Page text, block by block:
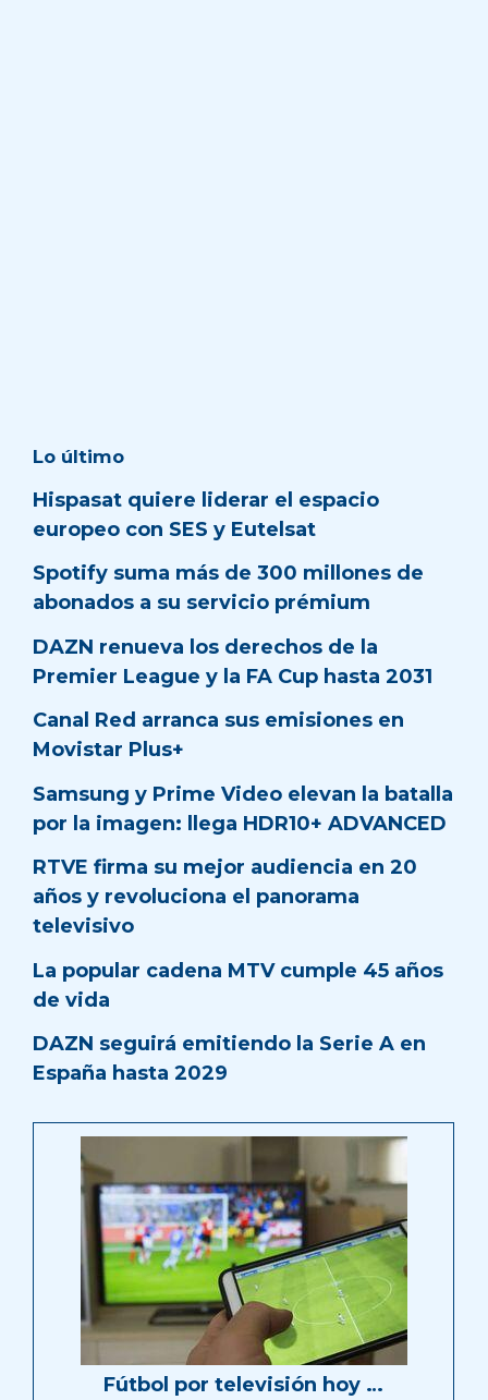
Lo último
Hispasat quiere liderar el espacio
europeo con SES y Eutelsat
Spotify suma más de 300 millones de
abonados a su servicio prémium
DAZN renueva los derechos de la
Premier League y la FA Cup hasta 2031
Canal Red arranca sus emisiones en
Movistar Plus+
Samsung y Prime Video elevan la batalla
por la imagen: llega HDR10+ ADVANCED
RTVE firma su mejor audiencia en 20
años y revoluciona el panorama
televisivo
La popular cadena MTV cumple 45 años
de vida
DAZN seguirá emitiendo la Serie A en
España hasta 2029
Fútbol por televisión hoy …